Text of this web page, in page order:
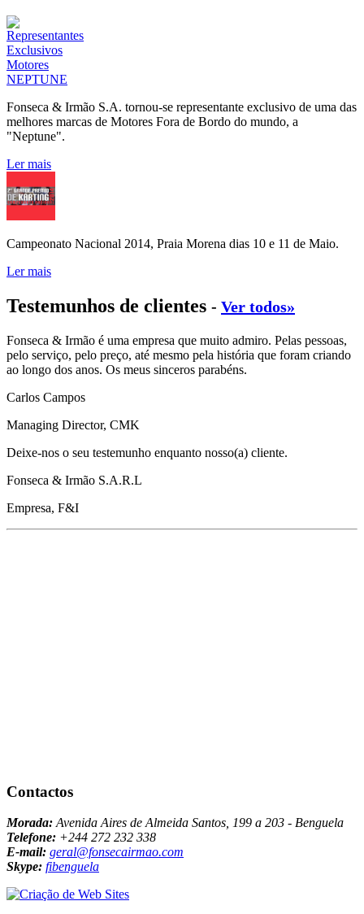
Fonseca & Irmão S.A. tornou-se representante exclusivo de uma das
melhores marcas de Motores Fora de Bordo do mundo, a
"Neptune".
Ler mais
Campeonato Nacional 2014, Praia Morena dias 10 e 11 de Maio.
Ler mais
Testemunhos de clientes - Ver todos»
Fonseca & Irmão é uma empresa que muito admiro. Pelas pessoas,
pelo serviço, pelo preço, até mesmo pela história que foram criando
ao longo dos anos. Os meus sinceros parabéns.
Carlos Campos
Managing Director, CMK
Deixe-nos o seu testemunho enquanto nosso(a) cliente.
Fonseca & Irmão S.A.R.L
Empresa, F&I
Contactos
Morada: Avenida Aires de Almeida Santos, 199 a 203 - Benguela
Telefone: +244 272 232 338
E-mail: geral@fonsecairmao.com
Skype: fibenguela